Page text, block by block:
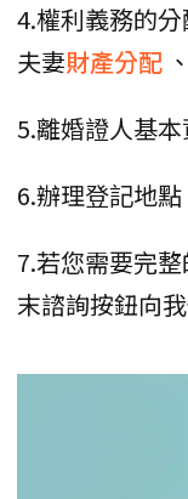
4.權利義務的
夫妻財產分配
5.離婚證人基
6.辦理登記地點
7.若您需要完
末諮詢按鈕向